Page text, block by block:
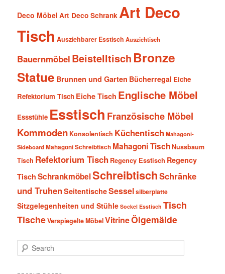
Deco Möbel Art Deco Schrank Art Deco
Tisch Ausziehbarer Esstisch Ausziehtisch
Bauernmöbel Beistelltisch Bronze
Statue Brunnen und Garten Bücherregal Eiche
Refektorium Tisch Eiche Tisch Englische Möbel
Essstühle Esstisch Französische Möbel
Kommoden Konsolentisch Küchentisch Mahagoni-
SideboardMahagoni Schreibtisch Mahagoni TischNussbaum
Tisch Refektorium Tisch Regency Esstisch Regency
Tisch SchrankmöbelSchreibtischSchränke
und TruhenSeitentischeSesselsilberplatte
Sitzgelegenheiten und Stühle Sockel Esstisch Tisch
TischeVerspiegelte MöbelVitrineÖlgemälde
e